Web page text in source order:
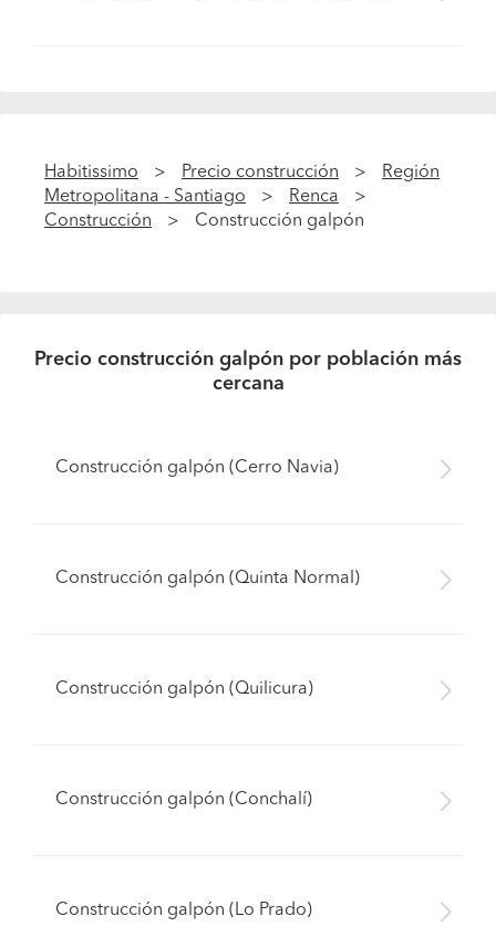
Habitissimo Precio construcción
Región
Metropolitana - Santiago
Renca
Construcción
Construcción galpón
Precio construcción galpón por población más
cercana
Construcción galpón (Cerro Navia)
Construcción galpón (Quinta Normal)
Construcción galpón (Quilicura)
Construcción galpón (Conchalí)
Construcción galpón (Lo Prado)